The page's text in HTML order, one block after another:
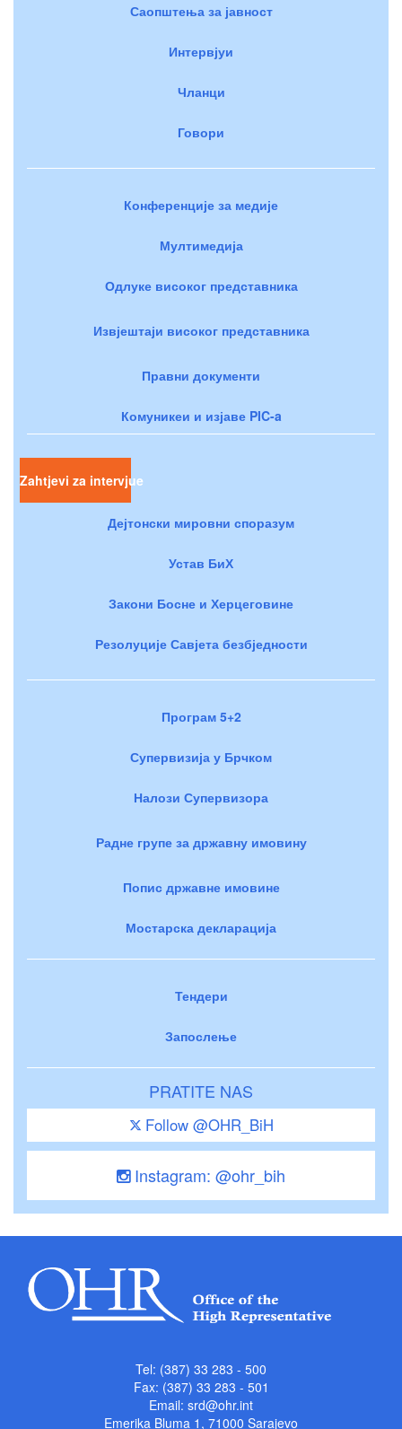
Саопштења за јавност
Интервјуи
Чланци
Говори
Конференције за медије
Мултимедија
Одлуке високог представника
Извјештаји високог представника
Правни документи
Комуникеи и изјаве PIC-a
Zahtjevi za intervjue
Дејтонски мировни споразум
Устав БиХ
Закони Босне и Херцеговине
Резолуције Савјета безбједности
Програм 5+2
Супервизија у Брчком
Налози Супервизора
Радне групе за државну имовину
Попис државне имовине
Мостарска декларација
Тендери
Запослење
PRATITE NAS
Follow @OHR_BiH
Instagram: @ohr_bih
Tel: (387) 33 283 - 500
Fax: (387) 33 283 - 501
Email: srd@ohr.int
Emerika Bluma 1, 71000 Sarajevo